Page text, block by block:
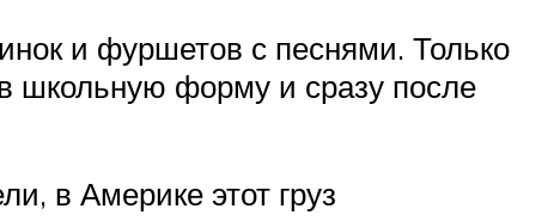
и фуршетов с песнями. Только
школьную форму и сразу после
в Америке этот груз